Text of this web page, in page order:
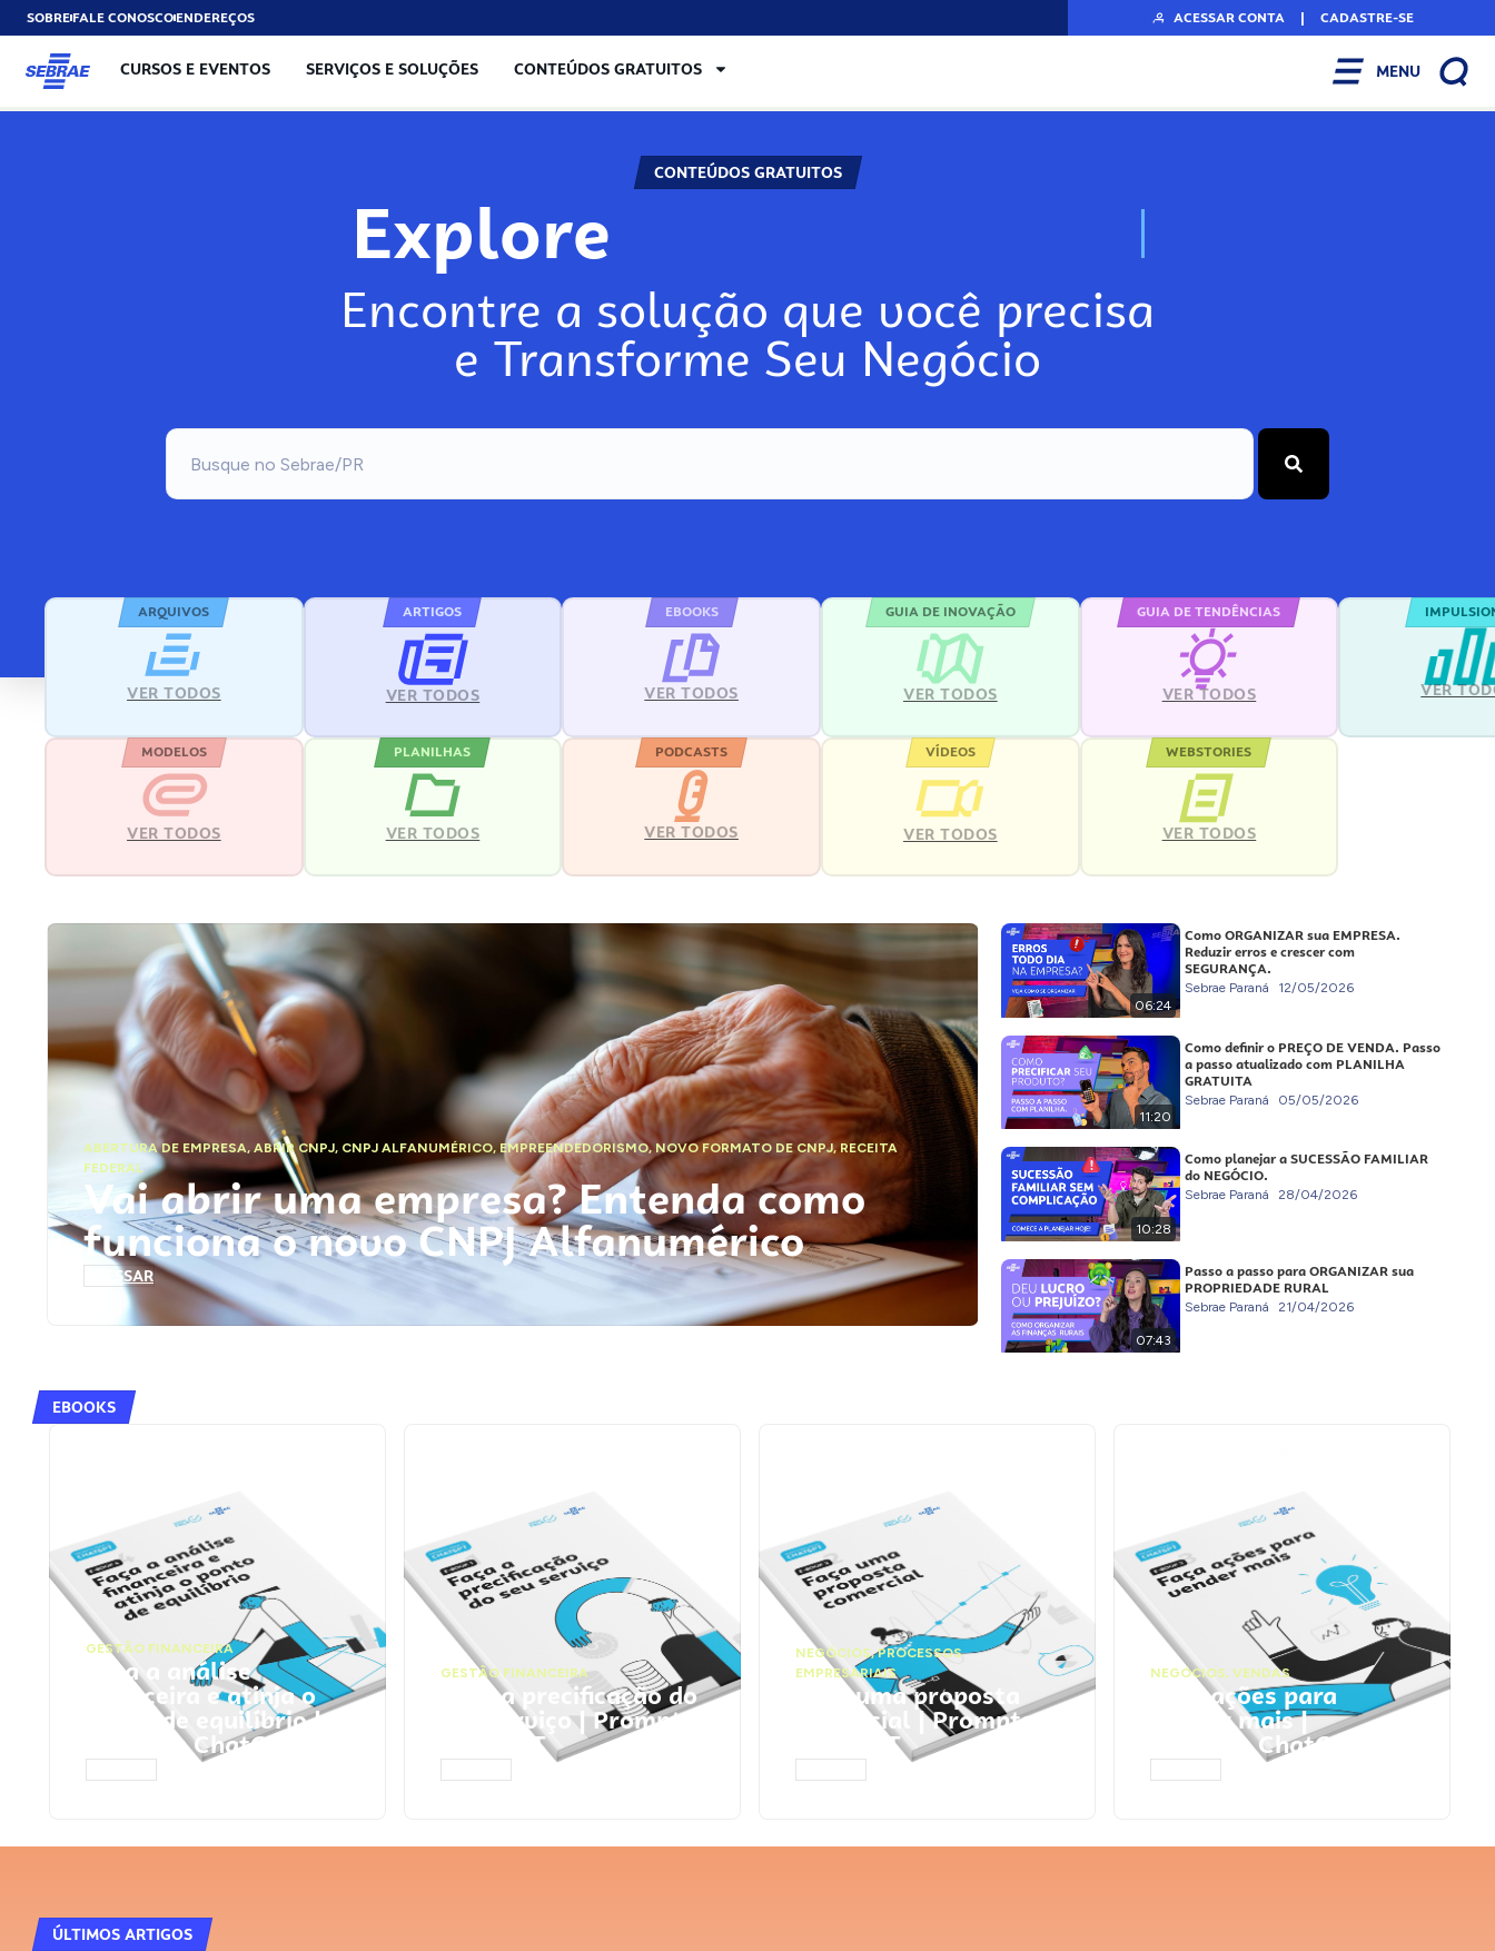
SOBREFALE CONOSCOENDEREÇOS ACESSAR CONTA | CADASTRE-SE
CURSOS E EVENTOS SERVIÇOS E SOLUÇÕES CONTEÚDOS GRATUITOS MENU
CONTEÚDOS GRATUITOS
Explore N
Encontre a solução que você precisa
e Transforme Seu Negócio
ARQUIVOS
VER TODOS
ARTIGOS
VER TODOS
EBOOKS
VER TODOS
GUIA DE INOVAÇÃO
VER TODOS
GUIA DE TENDÊNCIAS
VER TODOS VER
MODELOS
VER TODOS
PLANILHAS
VER TODOS
PODCASTS
VER TODOS
VÍDEOS
VER TODOS
WEBSTORIES
VER TODOS
ABERTURA DE EMPRESA,ABRIR CNPJ, CNPJ ALFANUMÉRICO, EMPREENDEDORISMO,NOVO FORMATO DE CNPJ,RECEITA
FEDERAL
Vai abrir uma empresa? Entenda como
funciona o novo CNPJ Alfanumérico
ACESSAR
06:24
Como ORGANIZAR sua EMPRESA.
Reduzir erros e crescer com
SEGURANÇA.
Sebrae Paraná 12/05/2026
11:20
Como definir o PREÇO DE VENDA. Passo
a passo atualizado com PLANILHA
GRATUITA
Sebrae Paraná 05/05/2026
10:28
Como planejar a SUCESSÃO FAMILIAR
do NEGÓCIO.
Sebrae Paraná 28/04/2026
07:43
Passo a passo para ORGANIZAR sua
PROPRIEDADE RURAL
Sebrae Paraná 21/04/2026
EBOOKS
GESTÃO FINANCEIRA
Faça a análise
financeira e atinja o
ponto de equilíbrio |
Prompts ChatGPT
GESTÃO FINANCEIRA
Faça a precificação do
seu serviço | Prompts
ChatGPT
NEGÓCIOS,PROCESSOS
EMPRESARIAIS
Faça uma proposta
comercial | Prompts
ChatGPT
NEGÓCIOS, VENDAS
Faça ações para
vender mais |
Prompts ChatGPT
ÚLTIMOS ARTIGOS